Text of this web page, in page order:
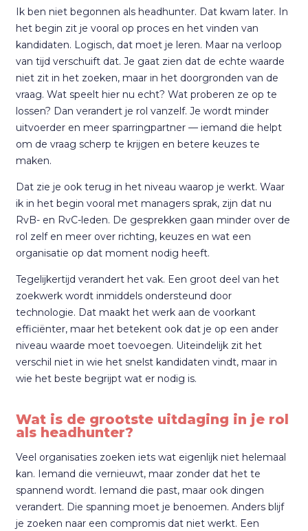
Ik ben niet begonnen als headhunter. Dat kwam later. In
het begin zit je vooral op proces en het vinden van
kandidaten. Logisch, dat moet je leren. Maar na verloop
van tijd verschuift dat. Je gaat zien dat de echte waarde
niet zit in het zoeken, maar in het doorgronden van de
vraag. Wat speelt hier nu echt? Wat proberen ze op te
lossen? Dan verandert je rol vanzelf. Je wordt minder
uitvoerder en meer sparringpartner — iemand die helpt
om de vraag scherp te krijgen en betere keuzes te
maken.
Dat zie je ook terug in het niveau waarop je werkt. Waar
ik in het begin vooral met managers sprak, zijn dat nu
RvB- en RvC-leden. De gesprekken gaan minder over de
rol zelf en meer over richting, keuzes en wat een
organisatie op dat moment nodig heeft.
Tegelijkertijd verandert het vak. Een groot deel van het
zoekwerk wordt inmiddels ondersteund door
technologie. Dat maakt het werk aan de voorkant
efficiënter, maar het betekent ook dat je op een ander
niveau waarde moet toevoegen. Uiteindelijk zit het
verschil niet in wie het snelst kandidaten vindt, maar in
wie het beste begrijpt wat er nodig is.
Wat is de grootste uitdaging in je rol
als headhunter?
Veel organisaties zoeken iets wat eigenlijk niet helemaal
kan. Iemand die vernieuwt, maar zonder dat het te
spannend wordt. Iemand die past, maar ook dingen
verandert. Die spanning moet je benoemen. Anders blijf
je zoeken naar een compromis dat niet werkt. Een